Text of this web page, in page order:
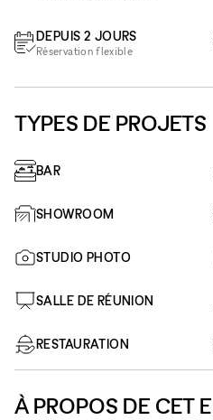
DEPUIS 2 JOURS
Réservation flexible
TYPES DE PROJETS
BAR
SHOWROOM
STUDIO PHOTO
SALLE DE RÉUNION
RESTAURATION
À PROPOS DE CET